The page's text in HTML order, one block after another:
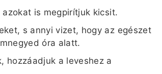
is megpirítjuk kicsit.
s annyi vizet, hogy az egészet
óra alatt.
hozzáadjuk a leveshez a